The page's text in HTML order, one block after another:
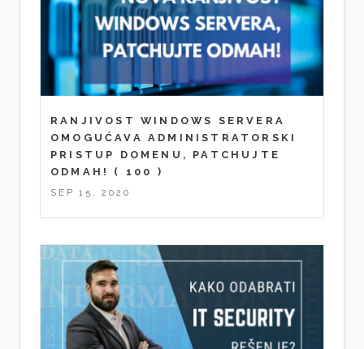
RANJIVOST WINDOWS SERVERA
OMOGUĆAVA ADMINISTRATORSKI
PRISTUP DOMENU, PATCHUJTE
ODMAH!
( 100 )
SEP 15, 2020